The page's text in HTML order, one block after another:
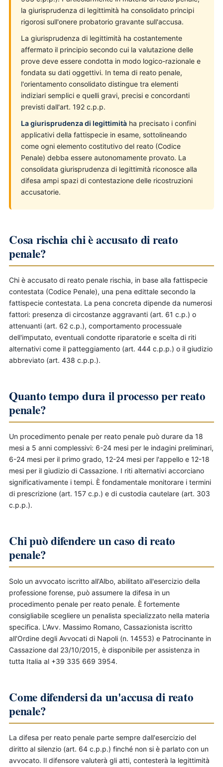
la giurisprudenza di legittimità ha consolidato principi
rigorosi sull'onere probatorio gravante sull'accusa.
La giurisprudenza di legittimità ha costantemente
affermato il principio secondo cui la valutazione delle
prove deve essere condotta in modo logico-razionale e
fondata su dati oggettivi. In tema di reato penale,
l'orientamento consolidato distingue tra elementi
indiziari semplici e quelli gravi, precisi e concordanti
previsti dall'art. 192 c.p.p.
La giurisprudenza di legittimità ha precisato i confini
applicativi della fattispecie in esame, sottolineando
come ogni elemento costitutivo del reato (Codice
Penale) debba essere autonomamente provato. La
consolidata giurisprudenza di legittimità riconosce alla
difesa ampi spazi di contestazione delle ricostruzioni
accusatorie.
Cosa rischia chi è accusato di reato
penale?
Chi è accusato di reato penale rischia, in base alla fattispecie
contestata (Codice Penale), una pena edittale secondo la
fattispecie contestata. La pena concreta dipende da numerosi
fattori: presenza di circostanze aggravanti (art. 61 c.p.) o
attenuanti (art. 62 c.p.), comportamento processuale
dell'imputato, eventuali condotte riparatorie e scelta di riti
alternativi come il patteggiamento (art. 444 c.p.p.) o il giudizio
abbreviato (art. 438 c.p.p.).
Quanto tempo dura il processo per reato
penale?
Un procedimento penale per reato penale può durare da 18
mesi a 5 anni complessivi: 6-24 mesi per le indagini preliminari,
6-24 mesi per il primo grado, 12-24 mesi per l'appello e 12-18
mesi per il giudizio di Cassazione. I riti alternativi accorciano
significativamente i tempi. È fondamentale monitorare i termini
di prescrizione (art. 157 c.p.) e di custodia cautelare (art. 303
c.p.p.).
Chi può difendere un caso di reato
penale?
Solo un avvocato iscritto all'Albo, abilitato all'esercizio della
professione forense, può assumere la difesa in un
procedimento penale per reato penale. È fortemente
consigliabile scegliere un penalista specializzato nella materia
specifica. L'Avv. Massimo Romano, Cassazionista iscritto
all'Ordine degli Avvocati di Napoli (n. 14553) e Patrocinante in
Cassazione dal 23/10/2015, è disponibile per assistenza in
tutta Italia al +39 335 669 3954.
Come difendersi da un'accusa di reato
penale?
La difesa per reato penale parte sempre dall'esercizio del
diritto al silenzio (art. 64 c.p.p.) finché non si è parlato con un
avvocato. Il difensore valuterà gli atti, contesterà la legittimità